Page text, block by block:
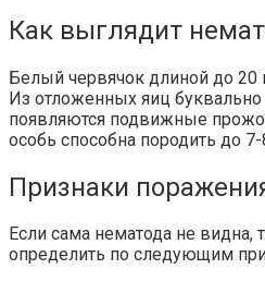
Как выглядит
Белый червячок длиной до
Из отложенных яиц
появляются подвижные
особь способна породить до
Признаки
Если сама нематода не видна,
определить по следующим